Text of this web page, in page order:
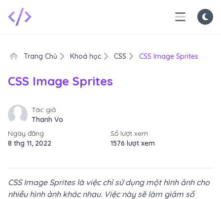
Trang Chủ Khoá học CSS CSS Image Sprites
CSS Image Sprites
Tác giả
Thanh Vo
Ngày đăng
8 thg 11, 2022
Số lượt xem
1576 lượt xem
CSS Image Sprites là việc chỉ sử dụng một hình ảnh cho
nhiều hình ảnh khác nhau. Việc này sẽ làm giảm số